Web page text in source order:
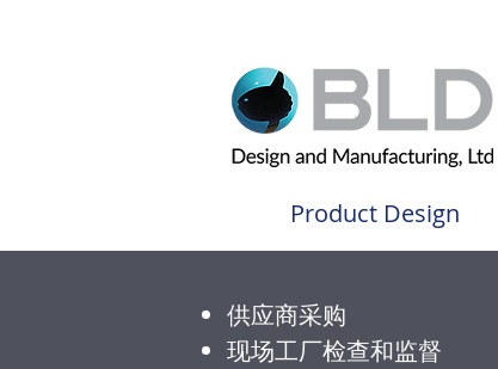
Product Design
供应商采购
现场工厂检查和监督